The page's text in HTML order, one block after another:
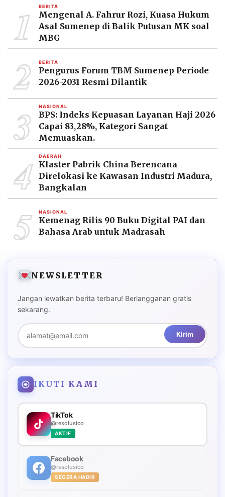
1 BERITA
Mengenal A. Fahrur Rozi, Kuasa Hukum
Asal Sumenep di Balik Putusan MK soal
MBG
2 BERITA
Pengurus Forum TBM Sumenep Periode
2026-2031 Resmi Dilantik
3 NASIONAL
BPS: Indeks Kepuasan Layanan Haji 2026
Capai 83,28%, Kategori Sangat
Memuaskan.
4 DAERAH
Klaster Pabrik China Berencana
Direlokasi ke Kawasan Industri Madura,
Bangkalan
5 NASIONAL
Kemenag Rilis 90 Buku Digital PAI dan
Bahasa Arab untuk Madrasah
NEWSLETTER
Jangan lewatkan berita terbaru! Berlangganan gratis
sekarang.
Kirim
IKUTI KAMI
TikTok
@resolusico
AKTIF
Facebook
@resolusico
SEGERA HADIR